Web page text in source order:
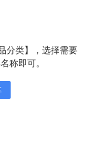
分类】，选择需要
称即可。